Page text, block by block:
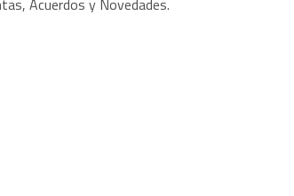
Acuerdos y Novedades.